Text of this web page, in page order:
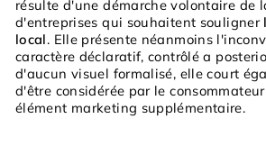
résulte d'une démarche volontaire de
d'entreprises qui souhaitent souligner
local. Elle présente néanmoins
caractère déclaratif, contrôlé a
d'aucun visuel formalisé, elle court
d'être considérée par le
élément marketing supplémentaire.